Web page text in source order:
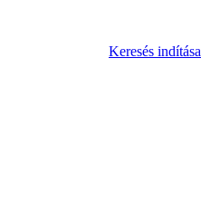
Keresés indítása